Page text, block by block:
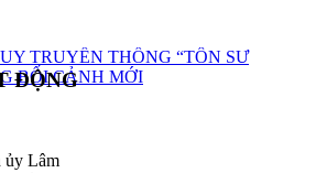
TRUYỀN THỐNG “TÔN SƯ
BỐI CẢNH MỚI
ĐỘNG
ủy Lâm